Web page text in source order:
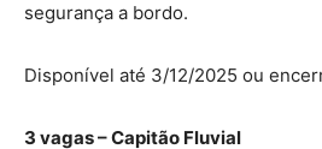
segurança a bordo.
Disponível até 3/12/2025 ou
3 vagas – Capitão Fluvial